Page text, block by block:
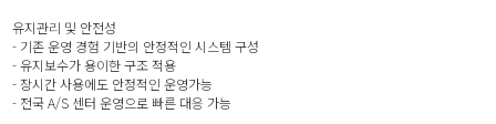
유지관리 및 안전성
- 기존 운영 경험 기반의 안정적인 시스템 구성
- 유지보수가 용이한 구조 적용
- 장시간 사용에도 안정적인 운영가능
- 전국 A/S 센터 운영으로 빠른 대응 가능